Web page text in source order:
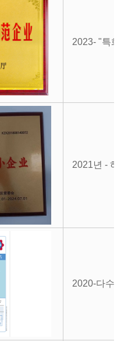
2023- "특화
2021년 - 허
2020-다수의